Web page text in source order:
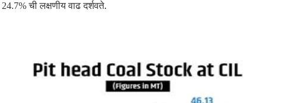
24.7%ची लक्षणीय वाढ दर्शवते.